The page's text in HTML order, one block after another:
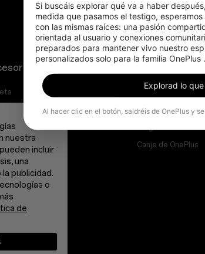
y protección
y cables
Vincular tus
Programa de
Canje de OnePlus
Si buscáis explorar qué va a haber
medida que pasamos el testigo,
con las mismas raíces: una pasión
orientada al usuario y conexiones
preparados para mantener vivo nuestro
personalizados solo para la familia OnePlus .
Explorad lo
Al hacer clic en el botón, saldréis de OnePlus y
nuestra
incluir
una
publicidad.
o
de